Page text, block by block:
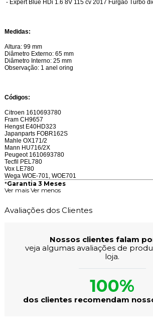
- Expert Blue HDi 1.6 8V 115 cv 2017 Furgão Turbo
Medidas:
Altura: 99 mm
Diâmetro Externo: 65 mm
Diâmetro Interno: 25 mm
Observação: 1 anel oring
Códigos:
Citroen 1610693780
Fram CH9657
Hengst E40HD323
Japanparts FOBR162S
Mahle OX171/2
Mann HU716/2X
Peugeot 1610693780
Tecfil PEL780
Vox LE780
Wega WOE-701, WOE701
*Garantia 3 Meses
Ver mais Ver menos
Avaliações dos Clientes
Nossos clientes falam
veja algumas avaliações de
loja.
100%
dos clientes recomendam